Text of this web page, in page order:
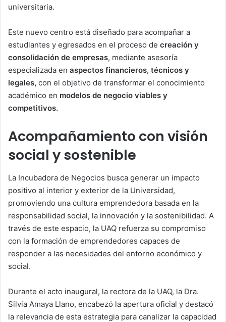
universitaria.
Este nuevo centro está diseñado para acompañar a
estudiantes y egresados en el proceso de creación y
consolidación de empresas, mediante asesoría
especializada en aspectos financieros, técnicos y
legales, con el objetivo de transformar el conocimiento
académico en modelos de negocio viables y
competitivos.
Acompañamiento con visión
social y sostenible
La Incubadora de Negocios busca generar un impacto
positivo al interior y exterior de la Universidad,
promoviendo una cultura emprendedora basada en la
responsabilidad social, la innovación y la sostenibilidad. A
través de este espacio, la UAQ refuerza su compromiso
con la formación de emprendedores capaces de
responder a las necesidades del entorno económico y
social.
Durante el acto inaugural, la rectora de la UAQ, la Dra.
Silvia Amaya Llano, encabezó la apertura oficial y destacó
la relevancia de esta estrategia para canalizar la capacidad